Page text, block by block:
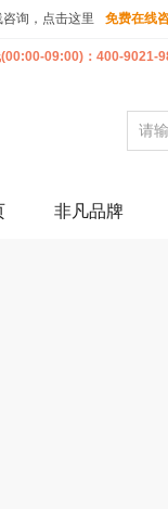
询，点击这里 免费在线
09:00)：400-9021-
非凡品牌